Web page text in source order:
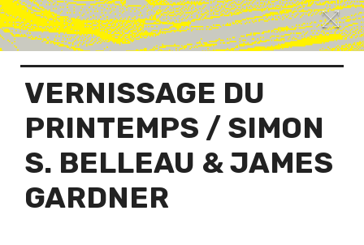
VERNISSAGE DU
PRINTEMPS / SIMON
S. BELLEAU & JAMES
GARDNER